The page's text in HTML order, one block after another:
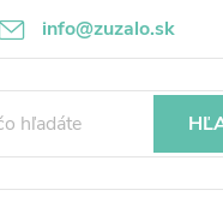
info@zuzalo.sk